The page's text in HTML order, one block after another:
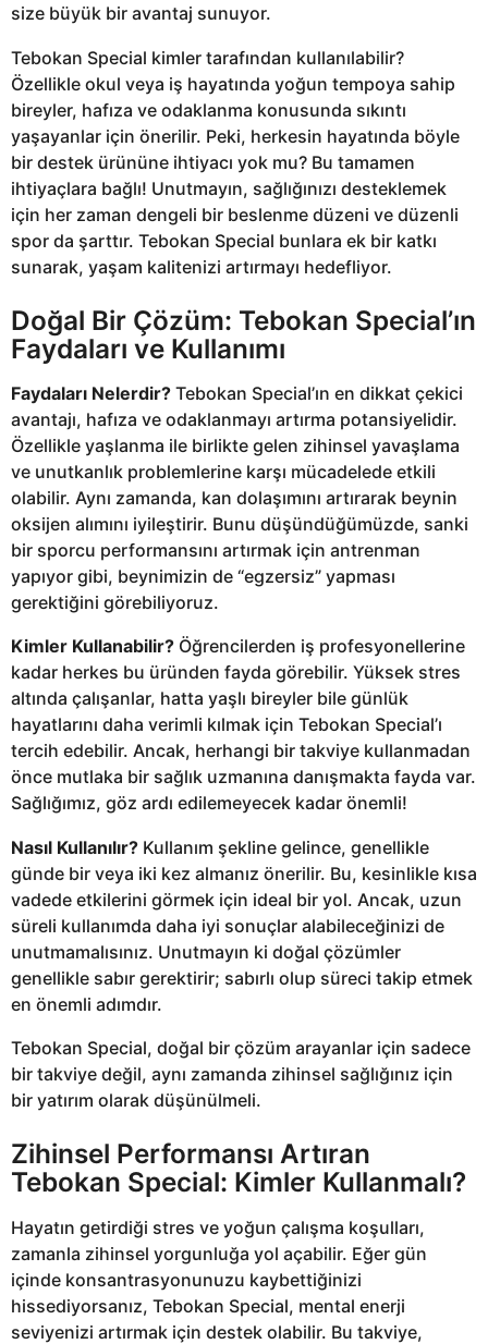
size büyük bir avantaj sunuyor.
Tebokan Special kimler tarafından kullanılabilir?
Özellikle okul veya iş hayatında yoğun tempoya sahip
bireyler, hafıza ve odaklanma konusunda sıkıntı
yaşayanlar için önerilir. Peki, herkesin hayatında böyle
bir destek ürününe ihtiyacı yok mu? Bu tamamen
ihtiyaçlara bağlı! Unutmayın, sağlığınızı desteklemek
için her zaman dengeli bir beslenme düzeni ve düzenli
spor da şarttır. Tebokan Special bunlara ek bir katkı
sunarak, yaşam kalitenizi artırmayı hedefliyor.
Doğal Bir Çözüm: Tebokan Special’ın
Faydaları ve Kullanımı
Faydaları Nelerdir? Tebokan Special’ın en dikkat çekici
avantajı, hafıza ve odaklanmayı artırma potansiyelidir.
Özellikle yaşlanma ile birlikte gelen zihinsel yavaşlama
ve unutkanlık problemlerine karşı mücadelede etkili
olabilir. Aynı zamanda, kan dolaşımını artırarak beynin
oksijen alımını iyileştirir. Bunu düşündüğümüzde, sanki
bir sporcu performansını artırmak için antrenman
yapıyor gibi, beynimizin de “egzersiz” yapması
gerektiğini görebiliyoruz.
Kimler Kullanabilir? Öğrencilerden iş profesyonellerine
kadar herkes bu üründen fayda görebilir. Yüksek stres
altında çalışanlar, hatta yaşlı bireyler bile günlük
hayatlarını daha verimli kılmak için Tebokan Special’ı
tercih edebilir. Ancak, herhangi bir takviye kullanmadan
önce mutlaka bir sağlık uzmanına danışmakta fayda var.
Sağlığımız, göz ardı edilemeyecek kadar önemli!
Nasıl Kullanılır? Kullanım şekline gelince, genellikle
günde bir veya iki kez almanız önerilir. Bu, kesinlikle kısa
vadede etkilerini görmek için ideal bir yol. Ancak, uzun
süreli kullanımda daha iyi sonuçlar alabileceğinizi de
unutmamalısınız. Unutmayın ki doğal çözümler
genellikle sabır gerektirir; sabırlı olup süreci takip etmek
en önemli adımdır.
Tebokan Special, doğal bir çözüm arayanlar için sadece
bir takviye değil, aynı zamanda zihinsel sağlığınız için
bir yatırım olarak düşünülmeli.
Zihinsel Performansı Artıran
Tebokan Special: Kimler Kullanmalı?
Hayatın getirdiği stres ve yoğun çalışma koşulları,
zamanla zihinsel yorgunluğa yol açabilir. Eğer gün
içinde konsantrasyonunuzu kaybettiğinizi
hissediyorsanız, Tebokan Special, mental enerji
seviyenizi artırmak için destek olabilir. Bu takviye,